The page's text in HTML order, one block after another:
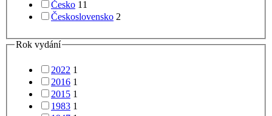
Česko 11
Československo 2
Rok vydání
2022 1
2016 1
2015 1
1983 1